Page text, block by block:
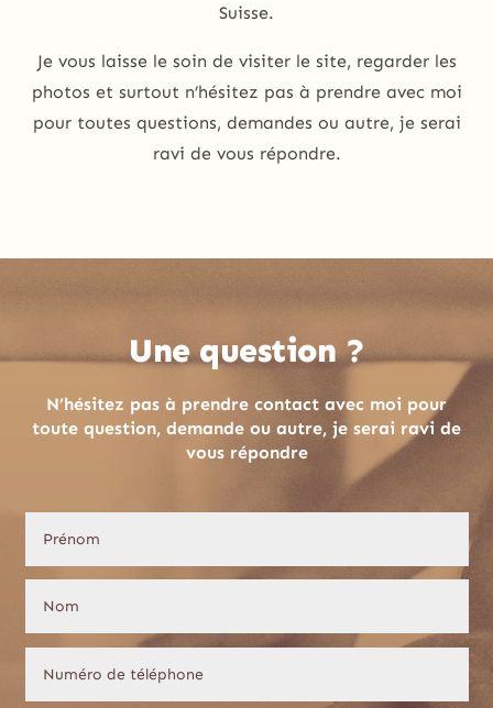
Suisse.
Je vous laisse le soin de visiter le site, regarder les
photos et surtout n’hésitez pas à prendre avec moi
pour toutes questions, demandes ou autre, je serai
ravi de vous répondre.
Une question ?
N’hésitez pas à prendre contact avec moi pour
toute question, demande ou autre, je serai ravi de
vous répondre